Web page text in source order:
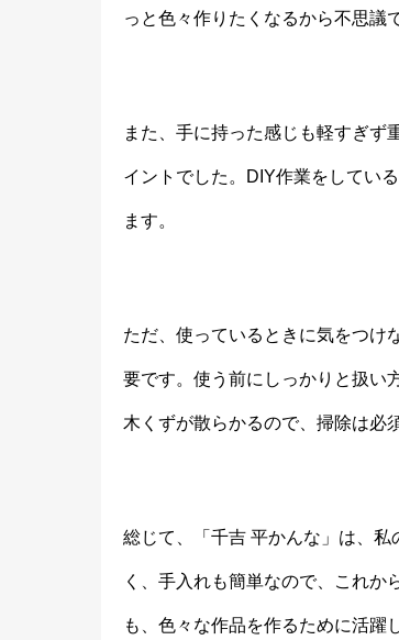
っと色々作りたくなるから不思議
また、手に持った感じも軽すぎず
イントでした。DIY作業をしてい
ます。
ただ、使っているときに気をつけ
要です。使う前にしっかりと扱い
木くずが散らかるので、掃除は必
総じて、「千吉 平かんな」は、
く、手入れも簡単なので、これか
も、色々な作品を作るために活躍